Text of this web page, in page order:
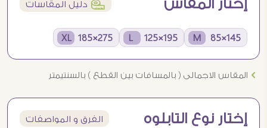
إختار المقاس í دليل المقاسات
145×85 M
195×125 L
275×185 XL
Ö المقاس الاجمالى ( بالمسافات بين القطع ) بالسنتيمتر
إختار نوع التابلوه الفرق و المواصفات